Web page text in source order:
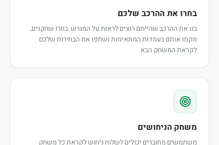
בחרו את ההרכב שלכם
בנו את ההרכב שהייתם רוצים לראות על המגרש. בחרו שחקנים,
מקמו אותם בעמדות המתאימות ושתפו את הבחירות שלכם
לקראת המשחק הבא.
משחק הניחושים
משתמשים מחוברים יכולים לשלוח ניחוש לקראת כל משחק